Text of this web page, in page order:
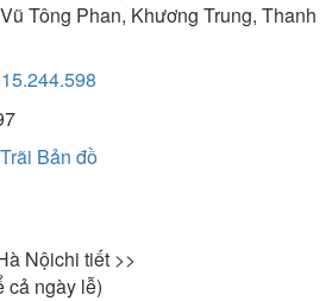
Tông Phan, Khương Trung, Thanh
Bản đồ
Nộichi tiết >>
cả ngày lễ)